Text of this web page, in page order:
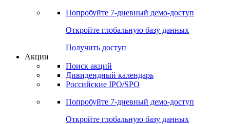
Попробуйте 7-дневный демо-доступ
Откройте глобальную базу данных
Получить доступ
Акции
Поиск акций
Дивидендный календарь
Российские IPO/SPO
Попробуйте 7-дневный демо-доступ
Откройте глобальную базу данных